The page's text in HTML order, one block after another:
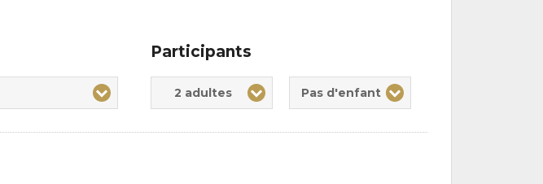
Participants
2 adultes Pas d'enfant